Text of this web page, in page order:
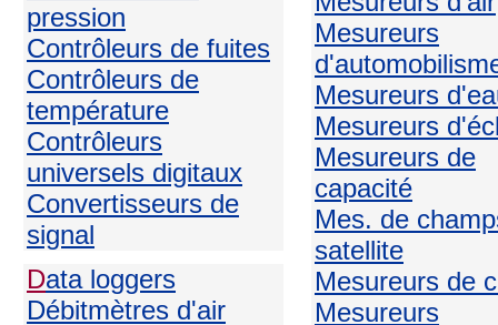
pression
Contrôleurs de fuites
Contrôleurs de
température
Contrôleurs
universels digitaux
Convertisseurs de
signal
Data loggers
Débitmètres d'air
Mesureurs
Mesureurs
Mesureurs
Mesureurs de
capacité
Mes. de
satellite
Mesureurs de
Mesureurs